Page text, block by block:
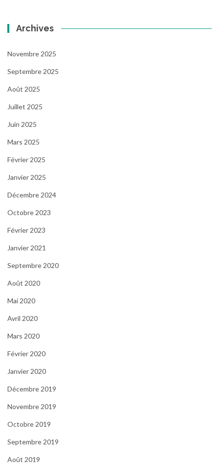
Archives
Novembre 2025
Septembre 2025
Août 2025
Juillet 2025
Juin 2025
Mars 2025
Février 2025
Janvier 2025
Décembre 2024
Octobre 2023
Février 2023
Janvier 2021
Septembre 2020
Août 2020
Mai 2020
Avril 2020
Mars 2020
Février 2020
Janvier 2020
Décembre 2019
Novembre 2019
Octobre 2019
Septembre 2019
Août 2019